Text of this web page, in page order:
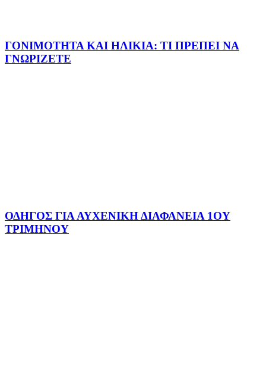
ΓΟΝΙΜΟΤΗΤΑ ΚΑΙ ΗΛΙΚΙΑ: ΤΙ ΠΡΕΠΕΙ ΝΑ
ΓΝΩΡΙΖΕΤΕ
ΟΔΗΓΟΣ ΓΙΑ ΑΥΧΕΝΙΚΗ ΔΙΑΦΑΝΕΙΑ 1ΟΥ
ΤΡΙΜΗΝΟΥ